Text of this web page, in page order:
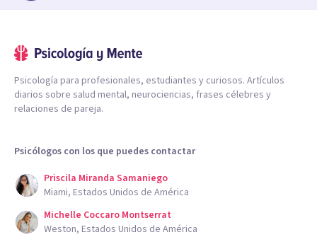
Psicología para profesionales, estudiantes y curiosos. Artículos
diarios sobre salud mental, neurociencias, frases célebres y
relaciones de pareja.
Psicólogos con los que puedes contactar
Priscila Miranda Samaniego
Miami, Estados Unidos de América
Michelle Coccaro Montserrat
Weston, Estados Unidos de América